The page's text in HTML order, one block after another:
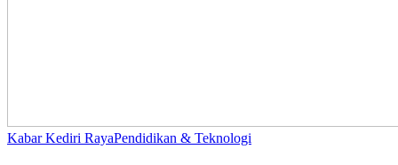
Kabar Kediri RayaPendidikan & Teknologi